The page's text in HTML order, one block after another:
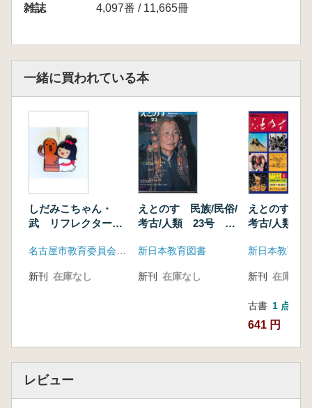
雑誌 4,097番 / 11,665冊
一緒に買われている本
しだみこちゃん・
武 リフレクターキ
名古屋市教育委員会文化財保護室
新刊 在庫なし
えとのす 民族/民俗/
考古/人類 23号 特
民族と文化
新日本教育図書
新刊 在庫なし
えとのす 民
考古/人類 1
新日本教育図
新刊 在庫なし
古書 1 点
641 円
レビュー